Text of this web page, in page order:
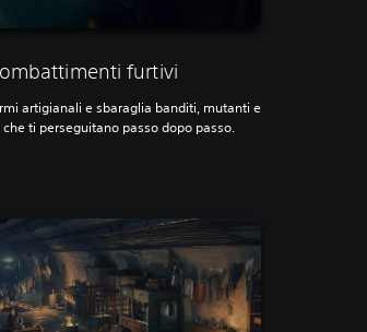
furtivi
artigianali e sbaraglia banditi, mutanti e
ti perseguitano passo dopo passo.